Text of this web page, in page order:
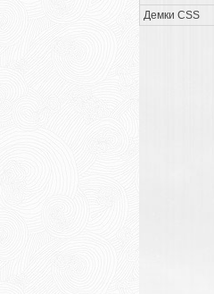
Демки CSS